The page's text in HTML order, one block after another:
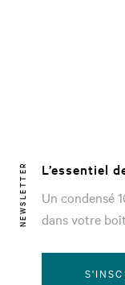
NEWSLETTER
L’essentiel
Un condensé
dans votre